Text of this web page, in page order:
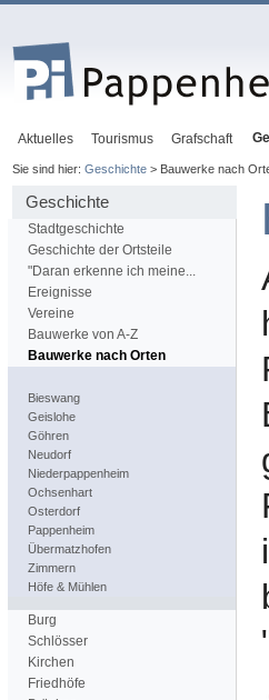
Aktuelles Tourismus Grafschaft
Sie sind hier: Geschichte> Bauwerke nach
Geschichte
Stadtgeschichte
Geschichte der Ortsteile
"Daran erkenne ich meine...
Ereignisse
Vereine
Bauwerke von A-Z
Bauwerke nach Orten
Bieswang
Geislohe
Göhren
Neudorf
Niederpappenheim
Ochsenhart
Osterdorf
Pappenheim
Übermatzhofen
Zimmern
Höfe & Mühlen
Burg
Schlösser
Kirchen
Friedhöfe